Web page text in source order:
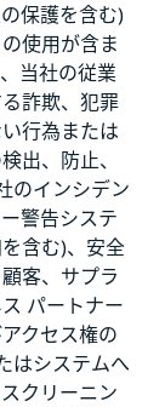
保護を含む)
使用が含ま
当社の従業
詐欺、犯罪
行為または
出、防止、
のインシデン
警告システ
含む)、安全
客、サプラ
パートナー
クセス権の
はシステムへ
クリーニン